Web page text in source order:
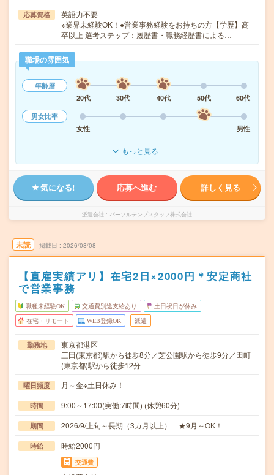
応募資格
英語力不要
※業界未経験OK！●営業事務経験をお持ちの方【学歴】高
卒以上 選考ステップ：履歴書・職務経歴書による…
職場の雰囲気
年齢層
20代
30代 40代 50代
60代
男女比率
女性
男性
もっと見る
気になる! 応募へ進む 詳しく見る
派遣会社 パーソルテンプスタッフ株式会社
未読 掲載日 2026/08/08
【直雇実績アリ】在宅2日×2000円＊安定商社
で営業事務
職種未経験OK 交通費別途支給あり 土日祝日が休み
在宅・リモート WEB登録OK 派遣
勤務地
東京都港区
三田(東京都)駅から徒歩8分／芝公園駅から徒歩9分／田町
(東京都)駅から徒歩12分
曜日頻度 月～金※土日休み！
時間 9:00～17:00(実働:7時間) (休憩60分)
期間 2026/9/上旬～長期（3カ月以上） ★9月～OK！
時給 時給2000円
交通費